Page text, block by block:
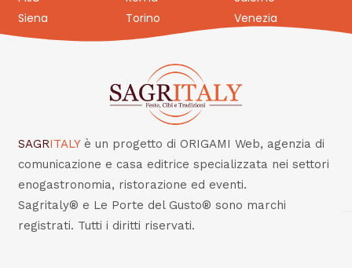
Siena
Torino Venezia
SAGRITALY è un progetto di ORIGAMI Web, agenzia di
comunicazione e casa editrice specializzata nei settori
enogastronomia, ristorazione ed eventi.
Sagritaly® e Le Porte del Gusto® sono marchi
registrati. Tutti i diritti riservati.